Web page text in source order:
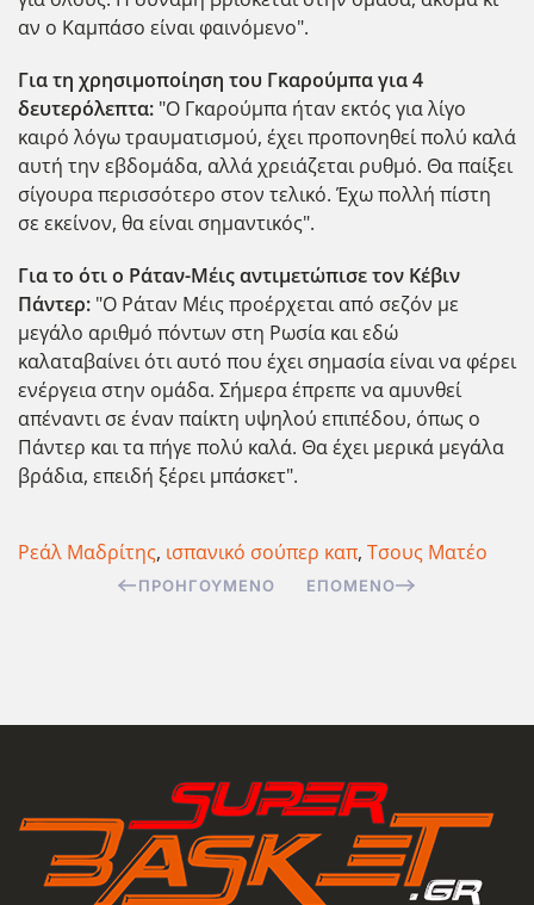
αν ο Καμπάσο είναι φαινόμενο".
Για τη χρησιμοποίηση του Γκαρούμπα για 4
δευτερόλεπτα: "Ο Γκαρούμπα ήταν εκτός για λίγο
καιρό λόγω τραυματισμού, έχει προπονηθεί πολύ καλά
αυτή την εβδομάδα, αλλά χρειάζεται ρυθμό. Θα παίξει
σίγουρα περισσότερο στον τελικό. Έχω πολλή πίστη
σε εκείνον, θα είναι σημαντικός".
Για το ότι ο Ράταν-Μέις αντιμετώπισε τον Κέβιν
Πάντερ: "Ο Ράταν Μέις προέρχεται από σεζόν με
μεγάλο αριθμό πόντων στη Ρωσία και εδώ
καλαταβαίνει ότι αυτό που έχει σημασία είναι να φέρει
ενέργεια στην ομάδα. Σήμερα έπρεπε να αμυνθεί
απέναντι σε έναν παίκτη υψηλού επιπέδου, όπως ο
Πάντερ και τα πήγε πολύ καλά. Θα έχει μερικά μεγάλα
βράδια, επειδή ξέρει μπάσκετ".
Ρεάλ Μαδρίτης, ισπανικό σούπερ καπ, Τσους Ματέο
ΠΡΟΗΓΟΎΜΕΝΟ ΕΠΌΜΕΝΟ